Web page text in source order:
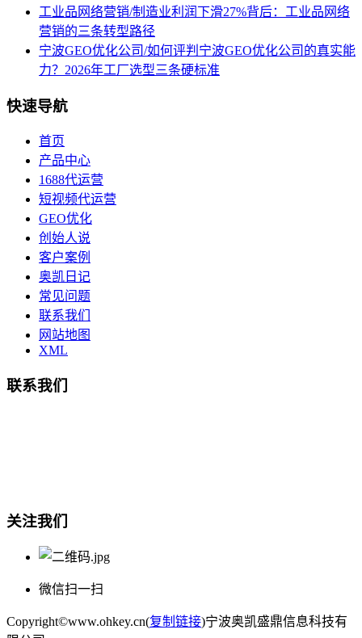
工业品网络营销/制造业利润下滑27%背后：工业品网络
营销的三条转型路径
宁波GEO优化公司/如何评判宁波GEO优化公司的真实能
力？2026年工厂选型三条硬标准
快速导航
首页
产品中心
1688代运营
短视频代运营
GEO优化
创始人说
客户案例
奥凯日记
常见问题
联系我们
网站地图
XML
联系我们
关注我们
微信扫一扫
Copyright©www.ohkey.cn(复制链接)宁波奥凯盛鼎信息科技有